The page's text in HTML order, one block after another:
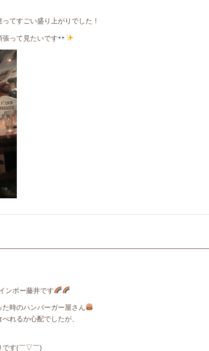
てすごい盛り上がりでした！
って見たいです
ンボー藤井です
時のハンバーガー屋さん
れるか心配でしたが、
です(￣▽￣)